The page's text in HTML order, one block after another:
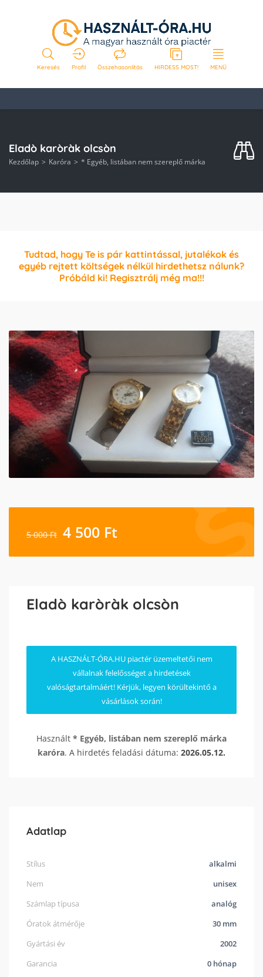
Keresés Profil Összehasonlítás HIRDESS MOST! MENÜ
Eladò karòràk olcsòn
Kezdőlap Karóra * Egyéb, listában nem szereplő márka
Tudtad, hogy Te is pár kattintással, jutalékok és
egyéb rejtett költségek nélkül hirdethetsz nálunk?
Próbáld ki! Regisztrálj még ma!!!
5 000Ft 4 500 Ft
Eladò karòràk olcsòn
A HASZNÁLT-ÓRA.HU piactér üzemeltetői nem
vállalnak felelősséget a hirdetések
valóságtartalmáért! Kérjük, legyen körültekintő a
vásárlások során!
Használt * Egyéb, listában nem szereplő márka
karóra. A hirdetés feladási dátuma: 2026.05.12.
Adatlap
Stílus
alkalmi
Nem
unisex
Számlap típusa
analóg
Óratok átmérője
30 mm
Gyártási év
2002
Garancia
0 hónap